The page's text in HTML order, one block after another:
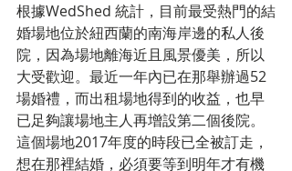
根據WedShed 統計，目前最受熱門的結
婚場地位於紐西蘭的南海岸邊的私人後
院，因為場地離海近且風景優美，所以
大受歡迎。最近一年內已在那舉辦過52
場婚禮，而出租場地得到的收益，也早
已足夠讓場地主人再增設第二個後院。
這個場地2017年度的時段已全被訂走，
想在那裡結婚，必須要等到明年才有機